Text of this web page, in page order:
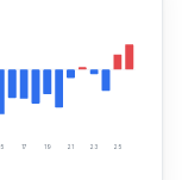
17 19 21 23 25